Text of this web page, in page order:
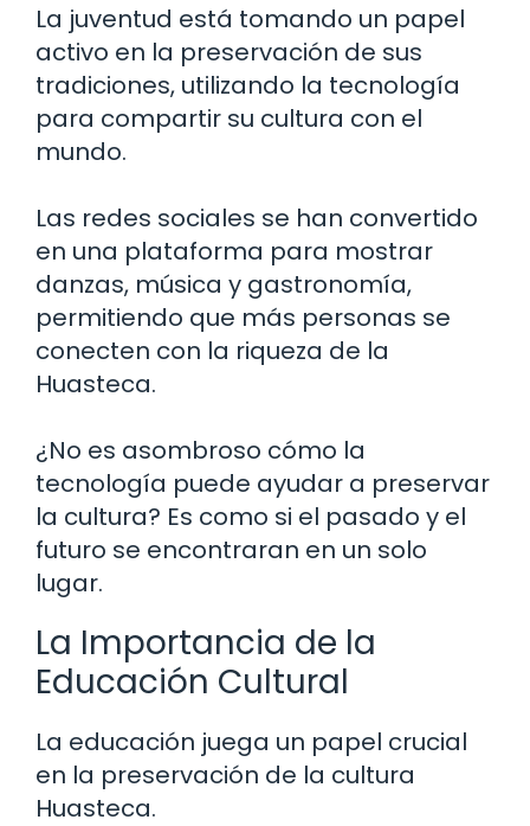
La juventud está tomando un papel
activo en la preservación de sus
tradiciones, utilizando la tecnología
para compartir su cultura con el
mundo.
Las redes sociales se han convertido
en una plataforma para mostrar
danzas, música y gastronomía,
permitiendo que más personas se
conecten con la riqueza de la
Huasteca.
¿No es asombroso cómo la
tecnología puede ayudar a preservar
la cultura? Es como si el pasado y el
futuro se encontraran en un solo
lugar.
La Importancia de la
Educación Cultural
La educación juega un papel crucial
en la preservación de la cultura
Huasteca.